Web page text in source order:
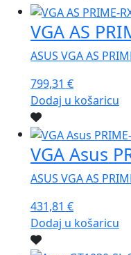
VGA AS
ASUS VGA AS
799,31 €
Dodaj u košaricu
VGA Asus
ASUS VGA AS
431,81 €
Dodaj u košaricu